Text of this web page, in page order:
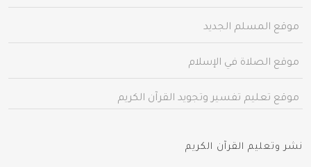
موقع المسلم الجديد
موقع الصلاة في الإسلام
موقع تعليم تفسير وتجويد القرآن الكريم
نشر وتعليم القرآن الكريم